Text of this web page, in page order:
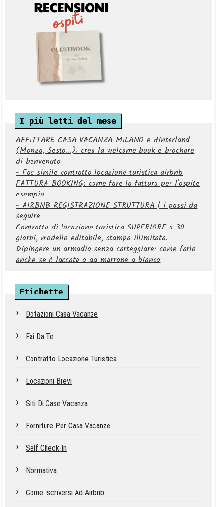
I più letti del mese
AFFITTARE CASA VACANZA MILANO e Hinterland
(Monza, Sesto...): crea la welcome book e brochure
di benvenuto
- Fac simile contratto locazione turistica airbnb
FATTURA BOOKING: come fare la fattura per l'ospite
esempio
- AIRBNB REGISTRAZIONE STRUTTURA | i passi da
seguire
Contratto di locazione turistica SUPERIORE a 30
giorni, modello editabile, stampa illimitata.
Dipingere un armadio senza carteggiare: come farlo
anche se è laccato o da marrone a bianco
Etichette
Dotazioni Casa Vacanze
Fai Da Te
Contratto Locazione Turistica
Locazioni Brevi
Siti Di Case Vacanza
Forniture Per Casa Vacanze
Self Check-In
Normativa
Come Iscriversi Ad Airbnb